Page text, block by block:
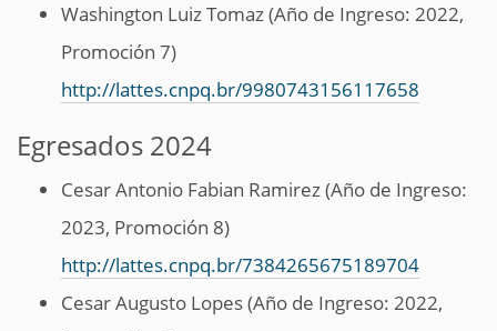
Washington Luiz Tomaz (Año de Ingreso: 2022,
Promoción 7)
http://lattes.cnpq.br/9980743156117658
Egresados 2024
Cesar Antonio Fabian Ramirez (Año de Ingreso:
2023, Promoción 8)
http://lattes.cnpq.br/7384265675189704
Cesar Augusto Lopes (Año de Ingreso: 2022,